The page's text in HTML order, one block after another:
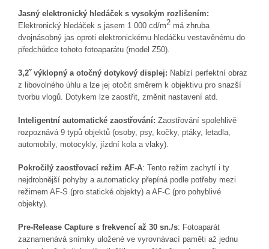
Jasný elektronický hledáček s vysokým rozlišením:
Elektronický hledáček s jasem 1 000 cd/m2 má zhruba
dvojnásobný jas oproti elektronickému hledáčku vestavěnému do
předchůdce tohoto fotoaparátu (model Z50).
3,2˝výklopný a otočný dotykový displej: Nabízí perfektní obraz
z libovolného úhlu a lze jej otočit směrem k objektivu pro snazší
tvorbu vlogů. Dotykem lze zaostřit, změnit nastavení atd.
Inteligentní automatické zaostřování: Zaostřování spolehlivě
rozpoznává 9 typů objektů (osoby, psy, kočky, ptáky, letadla,
automobily, motocykly, jízdní kola a vlaky).
Pokročilý zaostřovací režim AF-A: Tento režim zachytí i ty
nejdrobnější pohyby a automaticky přepíná podle potřeby mezi
režimem AF-S (pro statické objekty) a AF-C (pro pohyblivé
objekty).
Pre-Release Capture s frekvencí až 30 sn./s: Fotoaparát
zaznamenává snímky uložené ve vyrovnávací paměti až jednu